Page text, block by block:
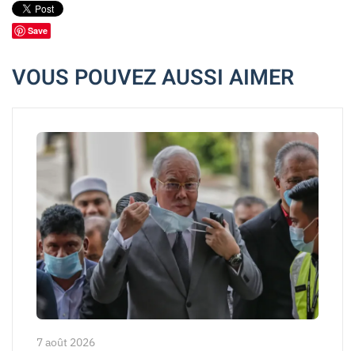
Save
VOUS POUVEZ AUSSI AIMER
7 août 2026